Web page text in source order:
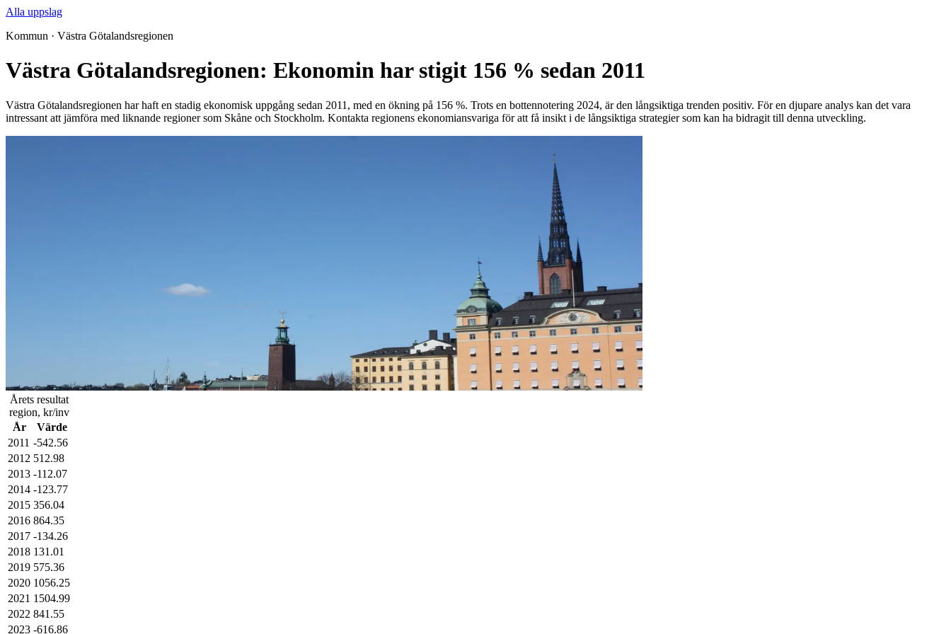
Alla uppslag
Kommun · Västra Götalandsregionen
Västra Götalandsregionen: Ekonomin har stigit 156 % sedan 2011
Västra Götalandsregionen har haft en stadig ekonomisk uppgång sedan 2011, med en ökning på 156 %. Trots en bottennotering 2024, är den långsiktiga trenden positiv. För en djupare analys kan det vara
intressant att jämföra med liknande regioner som Skåne och Stockholm. Kontakta regionens ekonomiansvariga för att få insikt i de långsiktiga strategier som kan ha bidragit till denna utveckling.
Årets resultat
region, kr/inv
År
Värde
2011 -542.56
2012 512.98
2013 -112.07
2014 -123.77
2015 356.04
2016 864.35
2017 -134.26
2018 131.01
2019 575.36
2020 1056.25
2021 1504.99
2022 841.55
2023 -616.86